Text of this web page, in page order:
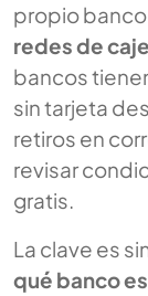
propio banco
redes de
bancos
sin tarjeta
retiros en
revisar
gratis.
La clave es
qué banco